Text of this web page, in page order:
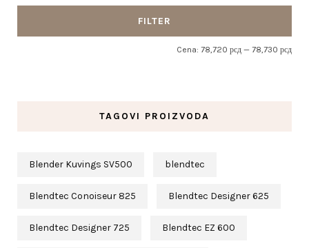
FILTER
Cena: 78,720 рсд — 78,730 рсд
TAGOVI PROIZVODA
Blender Kuvings SV500 blendtec
Blendtec Conoiseur 825 Blendtec Designer 625
Blendtec Designer 725 Blendtec EZ 600